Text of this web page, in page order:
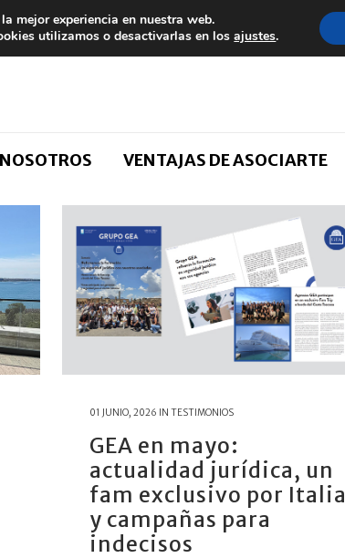
VENTAJAS DE ASOCIARTE
01 JUNIO, 2026 IN TESTIMONIOS
GEA en mayo:
actualidad jurídica, un
fam exclusivo por Italia
y campañas para
indecisos
mejor experiencia en nuestra web.
utilizamos o desactivarlas en losajustes.